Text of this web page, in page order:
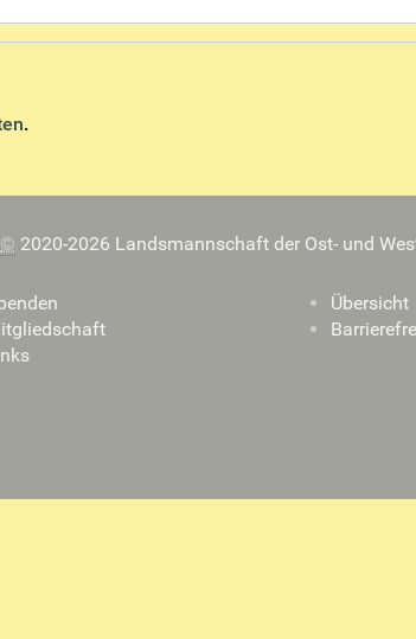
.
© 2020-2026 Landsmannschaft der Ost- und
Übersicht